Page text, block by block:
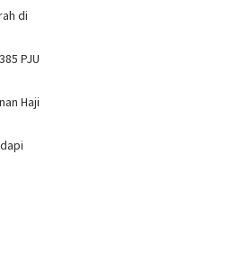
di
PJU
Haji